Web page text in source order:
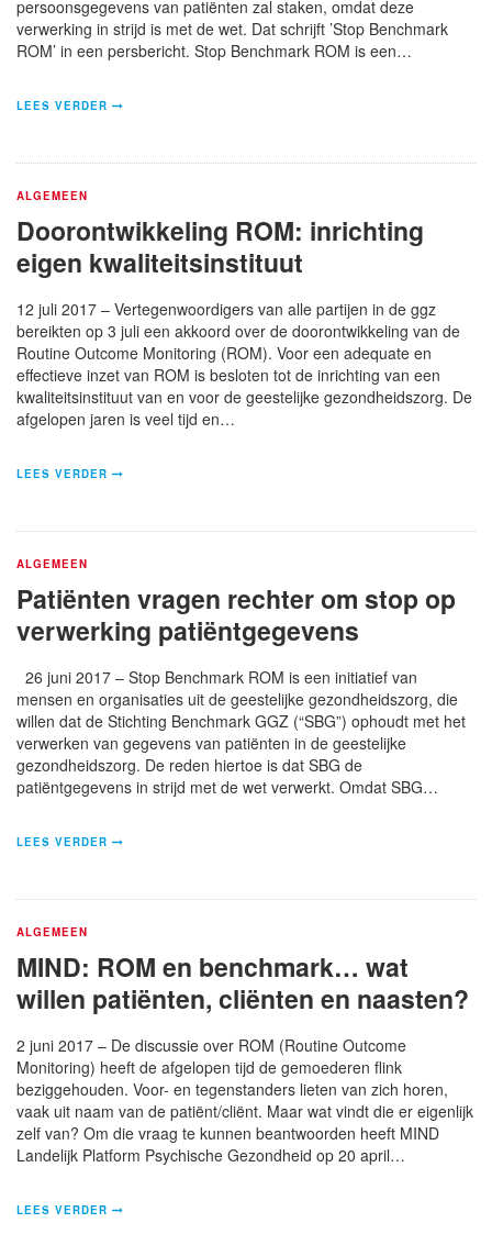
persoonsgegevens van patiënten zal staken, omdat deze
verwerking in strijd is met de wet. Dat schrijft ’Stop Benchmark
ROM’ in een persbericht. Stop Benchmark ROM is een…
LEES VERDER
ALGEMEEN
Doorontwikkeling ROM: inrichting
eigen kwaliteitsinstituut
12 juli 2017 – Vertegenwoordigers van alle partijen in de ggz
bereikten op 3 juli een akkoord over de doorontwikkeling van de
Routine Outcome Monitoring (ROM). Voor een adequate en
effectieve inzet van ROM is besloten tot de inrichting van een
kwaliteitsinstituut van en voor de geestelijke gezondheidszorg. De
afgelopen jaren is veel tijd en…
LEES VERDER
ALGEMEEN
Patiënten vragen rechter om stop op
verwerking patiëntgegevens
26 juni 2017 – Stop Benchmark ROM is een initiatief van
mensen en organisaties uit de geestelijke gezondheidszorg, die
willen dat de Stichting Benchmark GGZ (“SBG”) ophoudt met het
verwerken van gegevens van patiënten in de geestelijke
gezondheidszorg. De reden hiertoe is dat SBG de
patiëntgegevens in strijd met de wet verwerkt. Omdat SBG…
LEES VERDER
ALGEMEEN
MIND: ROM en benchmark… wat
willen patiënten, cliënten en naasten?
2 juni 2017 – De discussie over ROM (Routine Outcome
Monitoring) heeft de afgelopen tijd de gemoederen flink
beziggehouden. Voor- en tegenstanders lieten van zich horen,
vaak uit naam van de patiënt/cliënt. Maar wat vindt die er eigenlijk
zelf van? Om die vraag te kunnen beantwoorden heeft MIND
Landelijk Platform Psychische Gezondheid op 20 april…
LEES VERDER